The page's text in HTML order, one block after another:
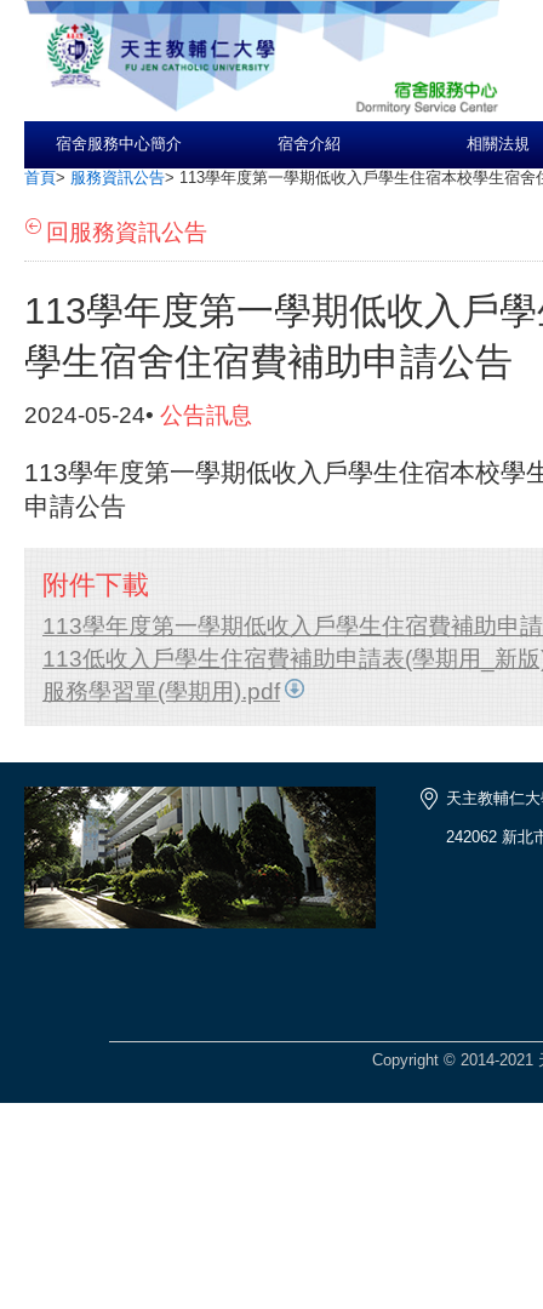
宿舍服務中心簡介 宿舍介紹 相關法規
首頁> 服務資訊公告> 113學年度第一學期低收入戶學生住宿本校學生宿舍
回服務資訊公告
113學年度第一學期低收入戶
學生宿舍住宿費補助申請公告
2024-05-24• 公告訊息
113學年度第一學期低收入戶學生住宿本校學
申請公告
附件下載
113學年度第一學期低收入戶學生住宿費補助申
113低收入戶學生住宿費補助申請表(學期用_新
服務學習單(學期用).pdf
天主教輔仁
242062 新北
Copyright © 2014-2021